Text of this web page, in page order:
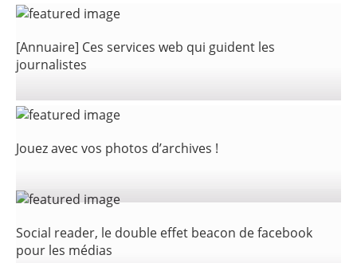
[Annuaire] Ces services web qui guident les
journalistes
Jouez avec vos photos d’archives !
Social reader, le double effet beacon de facebook
pour les médias